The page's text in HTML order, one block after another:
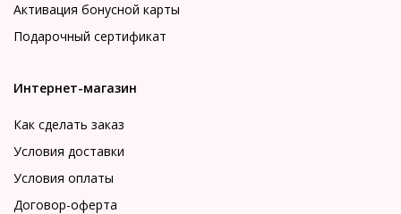
Активация бонусной карты
Подарочный сертификат
Интернет-магазин
Как сделать заказ
Условия доставки
Условия оплаты
Договор-оферта